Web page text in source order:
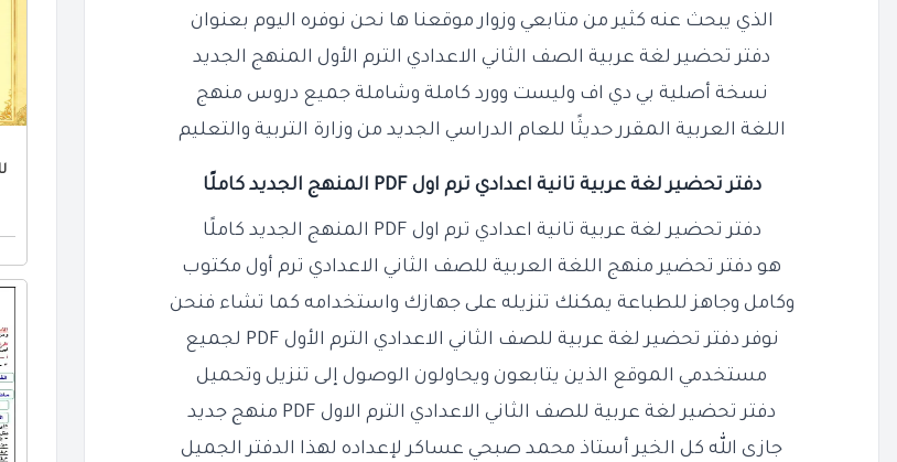
الذي يبحث عنه كثير من متابعي وزوار موقعنا ها نحن نوفره اليوم بعنوان
دفتر تحضير لغة عربية الصف الثاني الاعدادي الترم الأول المنهج الجديد
نسخة أصلية بي دي اف وليست وورد كاملة وشاملة جميع دروس منهج
اللغة العربية المقرر حديثًا للعام الدراسي الجديد من وزارة التربية والتعليم
دفتر تحضير لغة عربية تانية اعدادي ترم اول PDF المنهج الجديد كاملًا
دفتر تحضير لغة عربية تانية اعدادي ترم اول PDF المنهج الجديد كاملًا
هو دفتر تحضير منهج اللغة العربية للصف الثاني الاعدادي ترم أول مكتوب
وكامل وجاهز للطباعة يمكنك تنزيله على جهازك واستخدامه كما تشاء فنحن
نوفر دفتر تحضير لغة عربية للصف الثاني الاعدادي الترم الأول PDF لجميع
مستخدمي الموقع الذين يتابعون ويحاولون الوصول إلى تنزيل وتحميل
دفتر تحضير لغة عربية للصف الثاني الاعدادي الترم الاول PDF منهج جديد
جازى الله كل الخير أستاذ محمد صبحي عساكر لإعداده لهذا الدفتر الجميل